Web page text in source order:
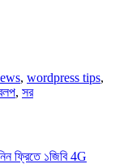
, wordpress tips,
, সর
ফ্রিতে ১জিবি 4G